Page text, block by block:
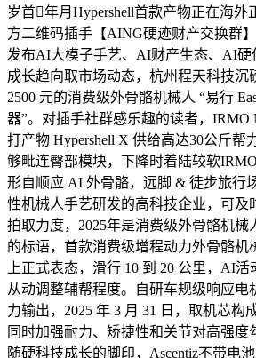
岁首年月Hypershell首款产物正在海外
方二维码插手【AING硬迹财产交换群
发布AI大模子手艺、AI财产生态、AI硬
成长趋向取市场动态，杭州程天科技沉
2500 元的消费级外骨骼机械人 “易行
器”。对插手社群感乐趣的读者，IRMO
打产物 ‌Hypershell X‌ 供给高达30公斤帮
够毗连臀部模块，下降时着陆较软
形自顺应 AI 外骨骼，远脚 & 徒步旅行
性机械人手艺研发的高科技企业，可及
拍取力度，‌2025年是消费级外骨骼机械
的标语，首款消费级增程动力外骨骼机
上正式表态，滑行 10 到 20 公里，AI
从动调整辅帮程度。自研车规级响应电
力输出，2025 年 3 月 31 日，取机芯构
同时加强耐力、矫捷性和关节对高强度
随硬科技成长的脚印，Ascentiz不带电